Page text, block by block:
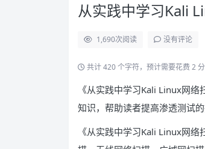
从实践中学习Kali
1,690次阅读 没有评论
共计 420 个字符，预计需要花费 2 分
《从实践中学习Kali Linux网
知识，帮助读者提高渗透测试的
《从实践中学习Kali Linux网